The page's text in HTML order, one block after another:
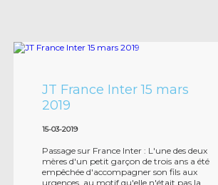
JT France Inter 15 mars
2019
15-03-2019
Passage sur France Inter : L'une des deux
mères d'un petit garçon de trois ans a été
empêchée d'accompagner son fils aux
urgences, au motif qu'elle n'était pas la